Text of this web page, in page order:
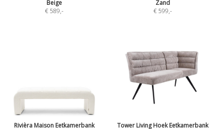
Beige
€ 589,-
Zand
€ 599,-
Rivièra Maison Eetkamerbank
Tower Living Hoek Eetkamerbank